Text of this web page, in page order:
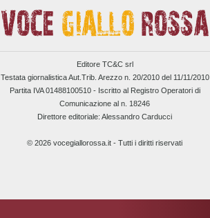
Editore TC&C srl
Testata giornalistica Aut.Trib. Arezzo n. 20/2010 del 11/11/2010
Partita IVA 01488100510 - Iscritto al Registro Operatori di
Comunicazione al n. 18246
Direttore editoriale: Alessandro Carducci
© 2026 vocegiallorossa.it - Tutti i diritti riservati